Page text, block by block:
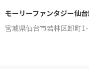
モーリーファンタジー仙
宮城県仙台市若林区卸町